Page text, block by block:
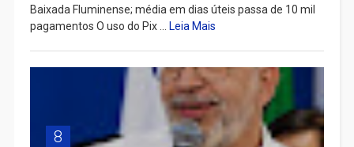
Baixada Fluminense; média em dias úteis passa de 10 mil
pagamentos O uso do Pix ... Leia Mais
8